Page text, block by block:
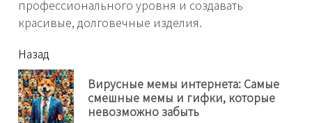
профессионального уровня и создавать
красивые, долговечные изделия.
читать
еще
Назад
Вирусные мемы интернета: Самые
смешные мемы и гифки, которые
невозможно забыть